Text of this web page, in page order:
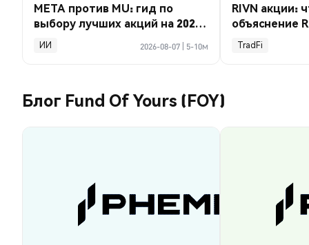
META против MU: гид по
выбору лучших акций на 2026
год
ИИ 2026-08-07 5-10м
RIVN акции:
объяснение
TradFi
Блог Fund Of Yours (FOY)